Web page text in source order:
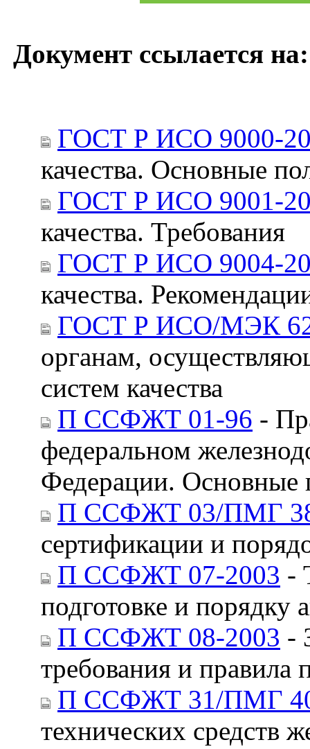
Документ ссылается на:
ГОСТ Р ИСО 9000-
качества. Основные
ГОСТ Р ИСО 9001-
качества. Требования
ГОСТ Р ИСО 9004-
качества.
ГОСТ Р ИСО/МЭК
органам,
систем качества
П ССФЖТ 01-96 -
федеральном
Федерации. Основные
П ССФЖТ 03/ПМГ
сертификации и
П ССФЖТ 07-2003 -
подготовке и порядку
П ССФЖТ 08-2003 -
требования и правила
П ССФЖТ 31/ПМГ
технических средств